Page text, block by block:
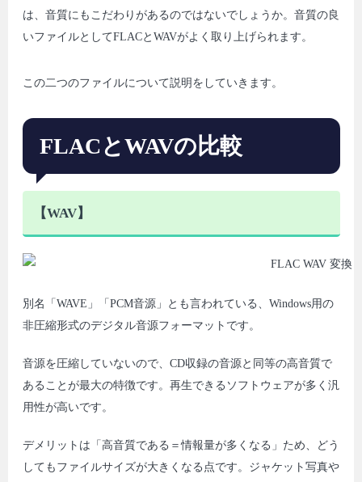
は、音質にもこだわりがあるのではないでしょうか。音質の良
いファイルとしてFLACとWAVがよく取り上げられます。
この二つのファイルについて説明をしていきます。
FLACとWAVの比較
【WAV】
別名「WAVE」「PCM音源」とも言われている、Windows用の
非圧縮形式のデジタル音源フォーマットです。
音源を圧縮していないので、CD収録の音源と同等の高音質で
あることが最大の特徴です。再生できるソフトウェアが多く汎
用性が高いです。
デメリットは「高音質である＝情報量が多くなる」ため、どう
してもファイルサイズが大きくなる点です。ジャケット写真や